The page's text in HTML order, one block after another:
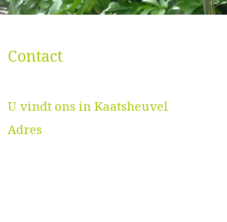
Contact
U vindt ons in Kaatsheuvel
Adres